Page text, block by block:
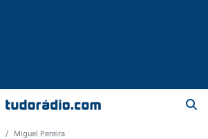
Miguel Pereira